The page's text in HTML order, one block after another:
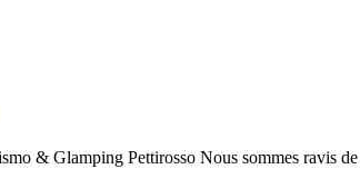
& Glamping Pettirosso Nous sommes ravis